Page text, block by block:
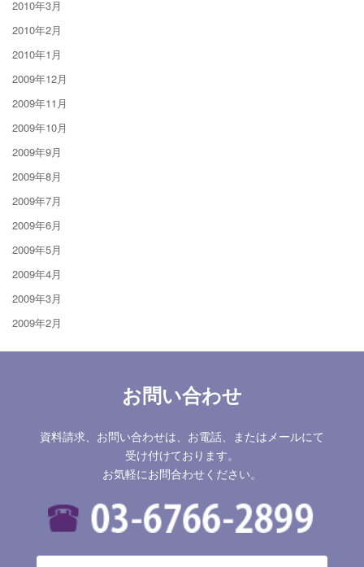
2010年3月
2010年2月
2010年1月
2009年12月
2009年11月
2009年10月
2009年9月
2009年8月
2009年7月
2009年6月
2009年5月
2009年4月
2009年3月
2009年2月
お問い合わせ
資料請求、お問い合わせは、お電話、またはメールにて
受け付けております。
お気軽にお問合わせください。